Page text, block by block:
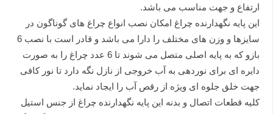
ارتفاع و جهت مناسب می باشد.
این پایه نگهدارنده چراغ امکان نصب انواع چراغ های گوناگون در
سایزها و وزن های مختلف را دارا می باشد و قادر است با نصب 6
بازو که به پایه اصلی متصل می شوند تا 6 عدد چراغ را به صورت
دایره ای برای نوردهی به آب خروجی از نازل نگه دارد تا نور کافی
جهت خلق جلوه ای ویژه از رقص آب را ایجاد نماید.
کلیه قطعات اتصال و بدنه این پایه نگهدارنده چراغ از جنس استیل